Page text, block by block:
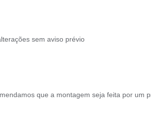
sem aviso prévio
que a montagem seja feita por um